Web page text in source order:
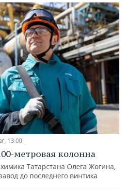
13:00
метровая колонна
Татарстана Олега Жогина,
до последнего винтика